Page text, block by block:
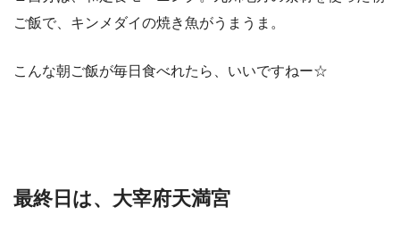
ご飯で、キンメダイの焼き魚がうまうま。
こんな朝ご飯が毎日食べれたら、いいですねー☆
最終日は、大宰府天満宮